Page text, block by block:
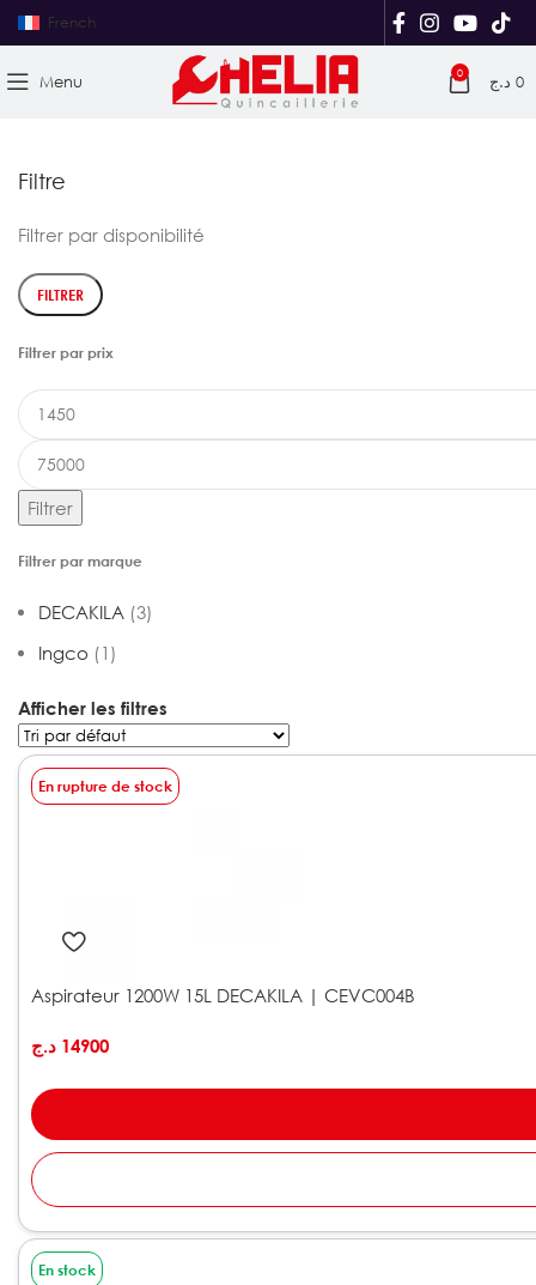
French
Menu 0 0 د.ج
Filtre
Filtrer par disponibilité
FILTRER
Filtrer par prix
min
max
Filtrer
Filtrer par marque
DECAKILA (3)
Ingco (1)
Afficher les filtres
En rupture de stock
Aspirateur 1200W 15L DECAKILA | CEVC004B
14900 د.ج
En stock